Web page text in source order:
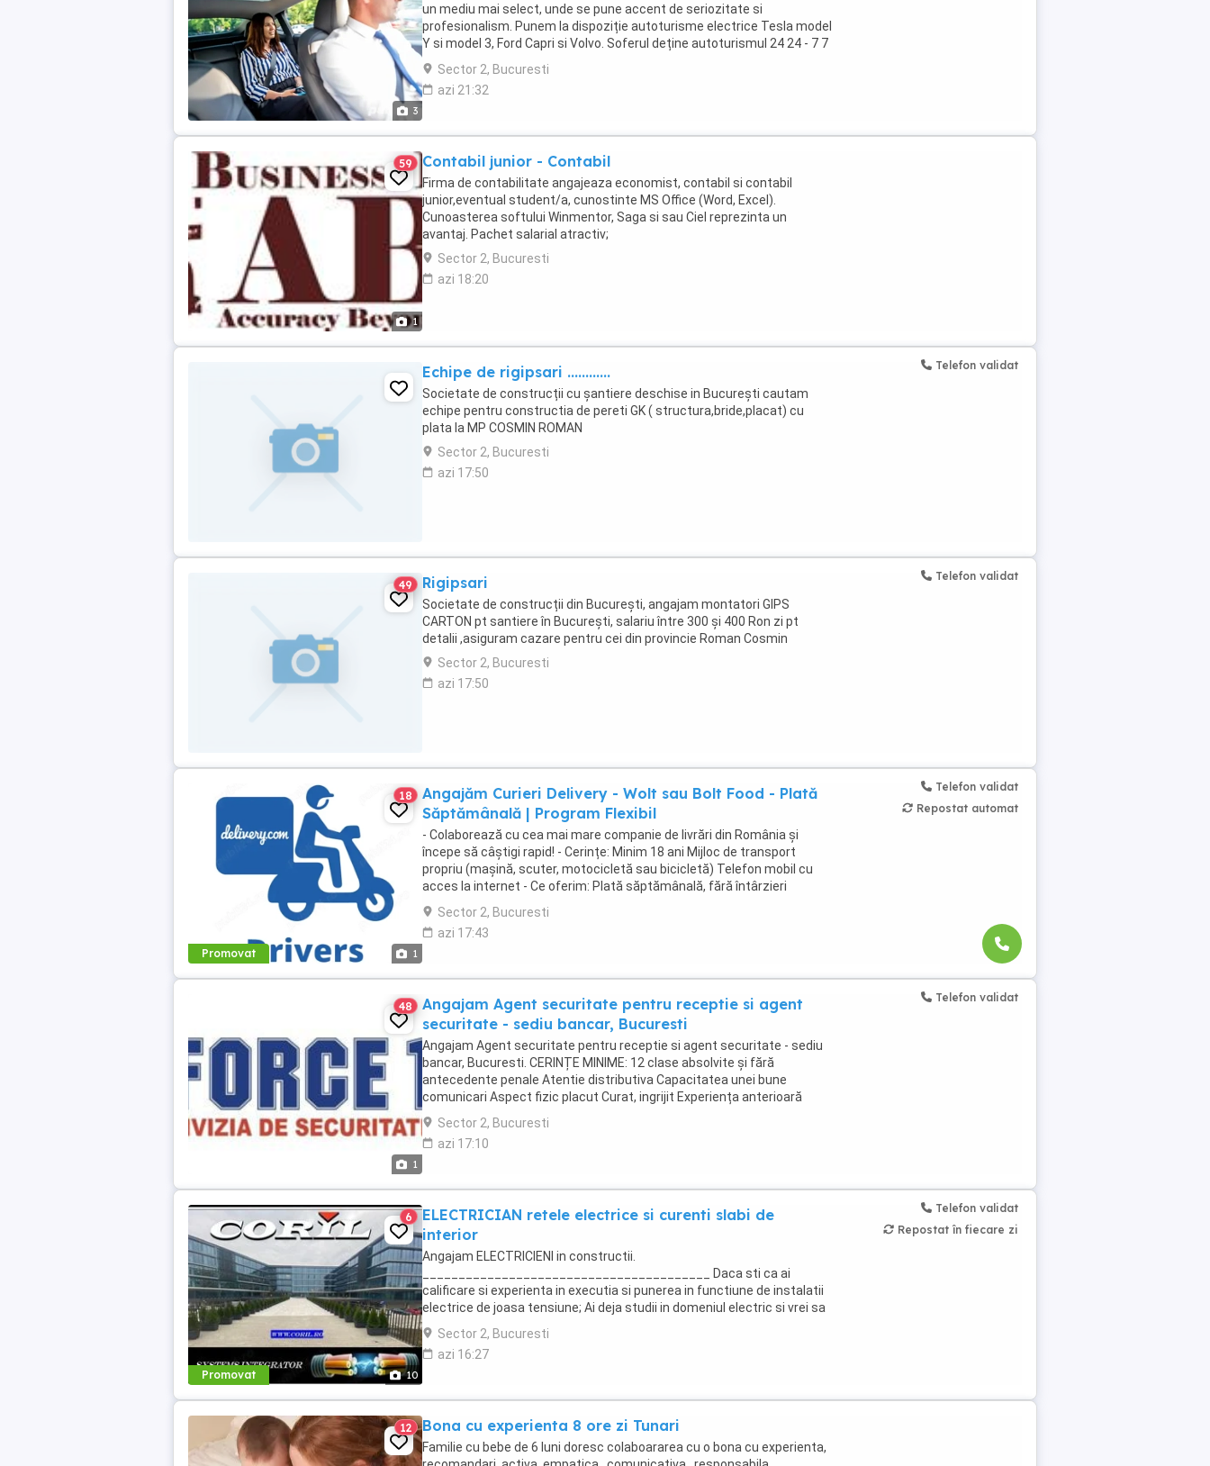
3
un mediu mai select, unde se pune accent de seriozitate si
profesionalism. Punem la dispoziție autoturisme electrice Tesla model
Y si model 3, Ford Capri si Volvo. Soferul deține autoturismul 24 24 - 7 7
Colaborare presupune retinerea ...
Sector 2, Bucuresti
azi 21:32
1
59 Contabil junior - Contabil
Firma de contabilitate angajeaza economist, contabil si contabil
junior,eventual student/a, cunostinte MS Office (Word, Excel).
Cunoasterea softului Winmentor, Saga si sau Ciel reprezinta un
avantaj. Pachet salarial atractiv;
Sector 2, Bucuresti
azi 18:20
Echipe de rigipsari ............
Societate de construcții cu șantiere deschise in București cautam
echipe pentru constructia de pereti GK ( structura,bride,placat) cu
plata la MP COSMIN ROMAN
Sector 2, Bucuresti
azi 17:50
Telefon validat
49 Rigipsari
Societate de construcții din București, angajam montatori GIPS
CARTON pt santiere în București, salariu între 300 și 400 Ron zi pt
detalii ,asiguram cazare pentru cei din provincie Roman Cosmin
Sector 2, Bucuresti
azi 17:50
Telefon validat
Promovat 1
18
Angajăm Curieri Delivery - Wolt sau Bolt Food - Plată
Săptămânală | Program Flexibil
- Colaborează cu cea mai mare companie de livrări din România și
începe să câștigi rapid! - Cerințe: Minim 18 ani Mijloc de transport
propriu (mașină, scuter, motocicletă sau bicicletă) Telefon mobil cu
acces la internet - Ce oferim: Plată săptămânală, fără întârzieri
Bonusuri atractive ...
Sector 2, Bucuresti
azi 17:43
Telefon validat
Repostat automat
1
48
Angajam Agent securitate pentru receptie si agent
securitate - sediu bancar, Bucuresti
Angajam Agent securitate pentru receptie si agent securitate - sediu
bancar, Bucuresti. CERINȚE MINIME: 12 clase absolvite și fără
antecedente penale Atentie distributiva Capacitatea unei bune
comunicari Aspect fizic placut Curat, ingrijit Experiența anterioară
reprezintă ...
Sector 2, Bucuresti
azi 17:10
Telefon validat
Promovat 10
6
ELECTRICIAN retele electrice si curenti slabi de
interior
Angajam ELECTRICIENI in constructii.
________________________________________ Daca sti ca ai
calificare si experienta in executia si punerea in functiune de instalatii
electrice de joasa tensiune; Ai deja studii in domeniul electric si vrei sa
te specializezi si pe instalarea echipamentelor de comunicatii ...
Sector 2, Bucuresti
azi 16:27
Telefon validat
Repostat în fiecare zi
12 Bona cu experienta 8 ore zi Tunari
Familie cu bebe de 6 luni doresc colaboararea cu o bona cu experienta,